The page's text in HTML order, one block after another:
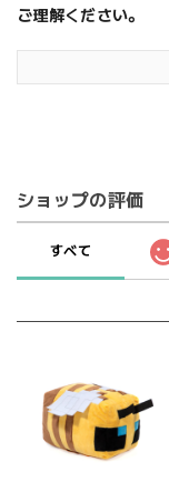
ご理解ください。
ショップの評価
すべて